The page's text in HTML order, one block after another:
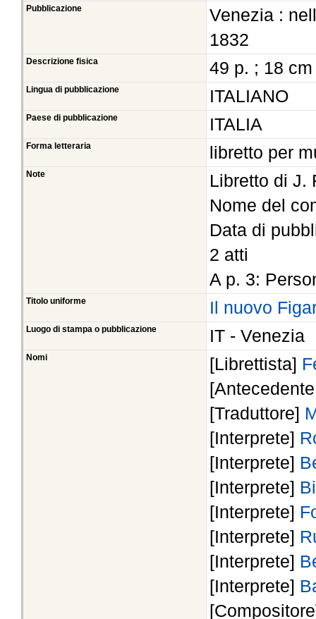
Pubblicazione
Venezia :
1832
Descrizione fisica 49 p. ; 18 cm
Lingua di pubblicazione ITALIANO
Paese di pubblicazione ITALIA
Forma letteraria libretto per
Note
Libretto di J.
Nome del
Data di
2 atti
A p. 3:
Titolo uniforme Il nuovo
Luogo di stampa o pubblicazione IT - Venezia
Nomi [Librettista]
[Traduttore]
[Interprete]
[Interprete]
[Interprete]
[Interprete]
[Interprete]
[Interprete]
[Interprete]